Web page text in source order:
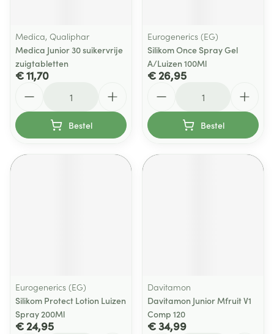
Medica, Qualiphar
Medica Junior 30 suikervrije
zuigtabletten
€ 11,70
Bestel
Eurogenerics (EG)
Silikom Once Spray Gel
A/Luizen 100Ml
€ 26,95
Bestel
Eurogenerics (EG)
Silikom Protect Lotion Luizen
Spray 200Ml
€ 24,95
Davitamon
Davitamon Junior Mfruit V1
Comp 120
€ 34,99